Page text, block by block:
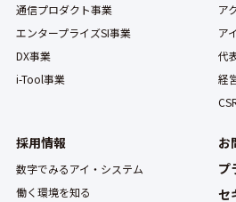
通信プロダクト事業
エンタープライズSI事業
DX事業
i-Tool事業
ア
ア
代
経
採用情報
数字でみるアイ・システム
働く環境を知る
お
プ
セ